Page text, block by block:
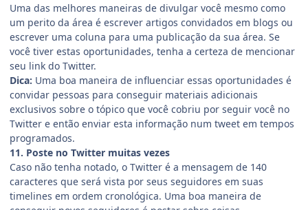
Uma das melhores maneiras de divulgar você mesmo como
um perito da área é escrever artigos convidados em blogs ou
escrever uma coluna para uma publicação da sua área. Se
você tiver estas oportunidades, tenha a certeza de mencionar
seu link do Twitter.
Dica: Uma boa maneira de influenciar essas oportunidades é
convidar pessoas para conseguir materiais adicionais
exclusivos sobre o tópico que você cobriu por seguir você no
Twitter e então enviar esta informação num tweet em tempos
programados.
11. Poste no Twitter muitas vezes
Caso não tenha notado, o Twitter é a mensagem de 140
caracteres que será vista por seus seguidores em suas
timelines em ordem cronológica. Uma boa maneira de